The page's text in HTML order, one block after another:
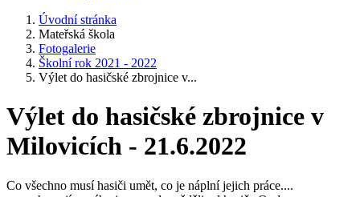
Úvodní stránka
Mateřská škola
Fotogalerie
Školní rok 2021 - 2022
Výlet do hasičské zbrojnice v...
Výlet do hasičské zbrojnice v
Milovicích - 21.6.2022
Co všechno musí hasiči umět, co je náplní jejich práce....